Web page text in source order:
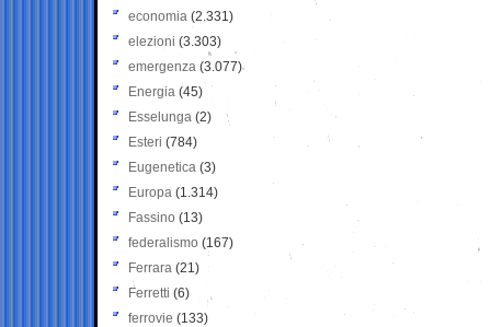
economia (2.331)
elezioni (3.303)
emergenza (3.077)
Energia (45)
Esselunga (2)
Esteri (784)
Eugenetica (3)
Europa (1.314)
Fassino (13)
federalismo (167)
Ferrara (21)
Ferretti (6)
ferrovie (133)